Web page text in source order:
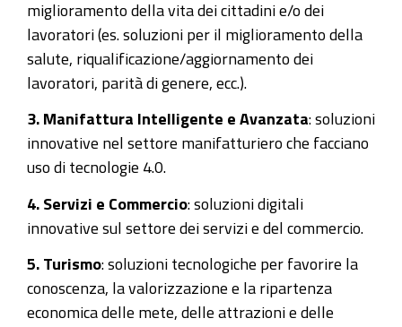
miglioramento della vita dei cittadini e/o dei
lavoratori (es. soluzioni per il miglioramento della
salute, riqualificazione/aggiornamento dei
lavoratori, parità di genere, ecc.).
3. Manifattura Intelligente e Avanzata: soluzioni
innovative nel settore manifatturiero che facciano
uso di tecnologie 4.0.
4. Servizi e Commercio: soluzioni digitali
innovative sul settore dei servizi e del commercio.
5. Turismo: soluzioni tecnologiche per favorire la
conoscenza, la valorizzazione e la ripartenza
economica delle mete, delle attrazioni e delle